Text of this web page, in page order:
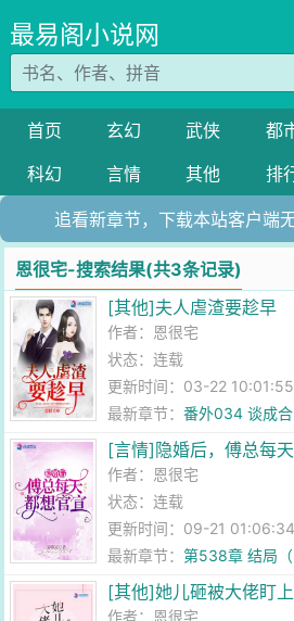
最易阁小说网
首页 玄幻 武侠 都
科幻
言情 其他 排
追看新章节，下载本站客户端
恩很宅-搜索结果(共3条记录)
[其他]夫人虐渣要趁早
作者： 恩很宅
状态：连载
更新时间：03-22 10:01:55
最新章节：番外034 谈成合
[言情]隐婚后，傅总每
作者： 恩很宅
状态：连载
更新时间：09-21 01:06:34
最新章节：第538章 结局（
[其他]她儿砸被大佬盯
作者： 恩很宅